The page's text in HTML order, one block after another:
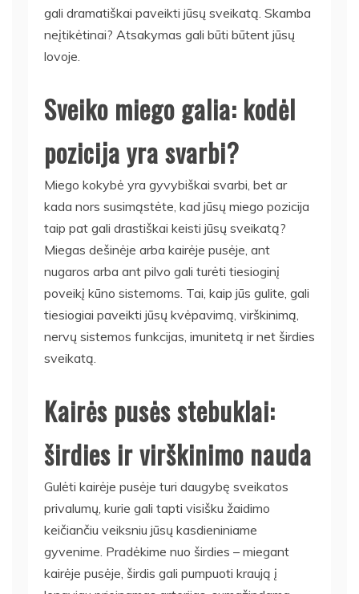
gali dramatiškai paveikti jūsų sveikatą. Skamba
neįtikėtinai? Atsakymas gali būti būtent jūsų
lovoje.
Sveiko miego galia: kodėl
pozicija yra svarbi?
Miego kokybė yra gyvybiškai svarbi, bet ar
kada nors susimąstėte, kad jūsų miego pozicija
taip pat gali drastiškai keisti jūsų sveikatą?
Miegas dešinėje arba kairėje pusėje, ant
nugaros arba ant pilvo gali turėti tiesioginį
poveikį kūno sistemoms. Tai, kaip jūs gulite, gali
tiesiogiai paveikti jūsų kvėpavimą, virškinimą,
nervų sistemos funkcijas, imunitetą ir net širdies
sveikatą.
Kairės pusės stebuklai:
širdies ir virškinimo nauda
Gulėti kairėje pusėje turi daugybę sveikatos
privalumų, kurie gali tapti visišku žaidimo
keičiančiu veiksniu jūsų kasdieniniame
gyvenime. Pradėkime nuo širdies – miegant
kairėje pusėje, širdis gali pumpuoti kraują į